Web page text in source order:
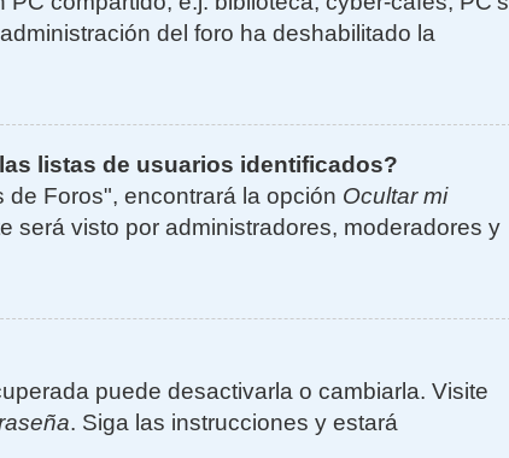
del foro ha deshabilitado la
listas de usuarios identificados?
Foros", encontrará la opción Ocultar mi
será visto por administradores, moderadores y
puede desactivarla o cambiarla. Visite
. Siga las instrucciones y estará